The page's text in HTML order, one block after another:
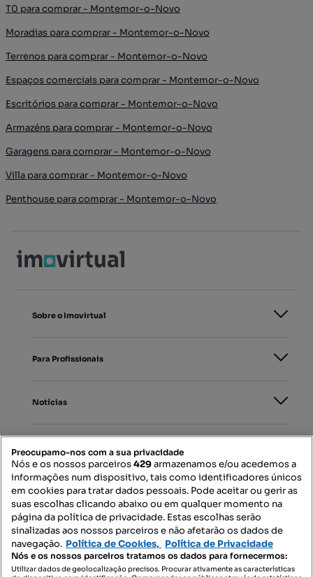
T0 para comprar - Montemor-o-Novo
Moradias para comprar - Montemor-o-Novo
Terrenos para comprar - Montemor-o-Novo
Espaços comerciais para comprar - Montemor-o-Novo
Escritórios para comprar - Montemor-o-Novo
Armazéns para comprar - Montemor-o-Novo
Garagens para comprar - Montemor-o-Novo
Villa para comprar - Montemor-o-Novo
Penthouse para comprar - Montemor-o-Novo
Sobre o Imovirtual
Para Profissionais
Notícias
Mapa do Site
Contacte-nos
Preocupamo-nos com a sua privacidade
Nós e os nossos parceiros429armazenamos e/ou acedemos a
informações num dispositivo, tais como identificadores únicos
em cookies para tratar dados pessoais. Pode aceitar ou gerir as
suas escolhas clicando abaixo ou em qualquer momento na
página da política de privacidade. Estas escolhas serão
sinalizadas aos nossos parceiros e não afetarão os dados de
navegação. Política de Cookies, Política de Privacidade
Nós e os nossos parceiros tratamos os dados para fornecermos:
Utilizar dados de geolocalização precisos. Procurar ativamente as características